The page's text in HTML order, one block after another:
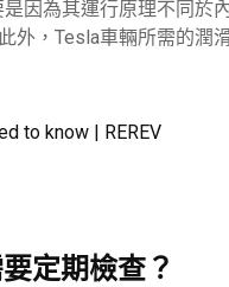
因為其運行原理不同於
外，Tesla車輛所需的潤
to know | REREV
定期檢查？